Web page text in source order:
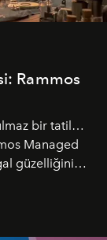
Rammos
bir tatil…
Managed
güzelliğini